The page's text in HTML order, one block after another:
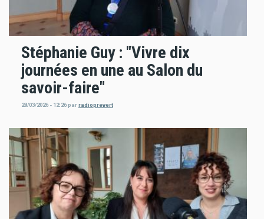
Stéphanie Guy : "Vivre dix
journées en une au Salon du
savoir-faire"
28/03/2026 - 12:26parradioprevert